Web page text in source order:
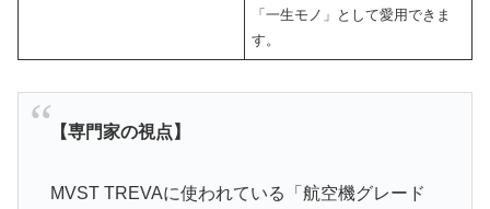
「一生モノ」として愛用できま
す。
【専門家の視点】
MVST TREVAに使われている「航空機グレード